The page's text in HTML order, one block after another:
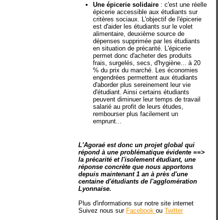
Une épicerie solidaire : c'est une réelle
épicerie accessible aux étudiants sur
critères sociaux. L'objectif de l'épicerie
est d'aider les étudiants sur le volet
alimentaire, deuxième source de
dépenses supprimée par les étudiants
en situation de précarité. L'épicerie
permet donc d'acheter des produits
frais, surgelés, secs, d'hygiène... à 20
% du prix du marché. Les économies
engendrées permettent aux étudiants
d'aborder plus sereinement leur vie
d'étudiant. Ainsi certains étudiants
peuvent diminuer leur temps de travail
salarié au profit de leurs études,
rembourser plus facilement un
emprunt...
L'Agoraé est donc un projet global qui
répond à une problématique évidente ==>
la précarité et l'isolement étudiant, une
réponse concrète que nous apportons
depuis maintenant 1 an à près d'une
centaine d'étudiants de l'agglomération
Lyonnaise.
Plus d'informations sur notre site internet
Suivez nous sur FacebookouTwitter